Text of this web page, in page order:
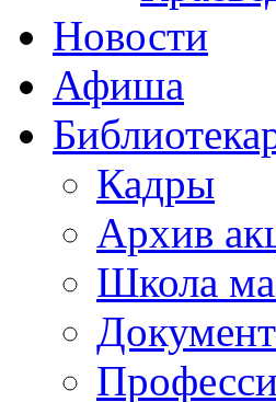
Новости
Афиша
Кадры
Архив
Школа